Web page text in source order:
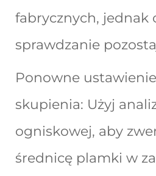
fabrycznych, jednak
sprawdzanie
Ponowne
skupienia: Użyj
ogniskowej, aby
średnicę plamki w